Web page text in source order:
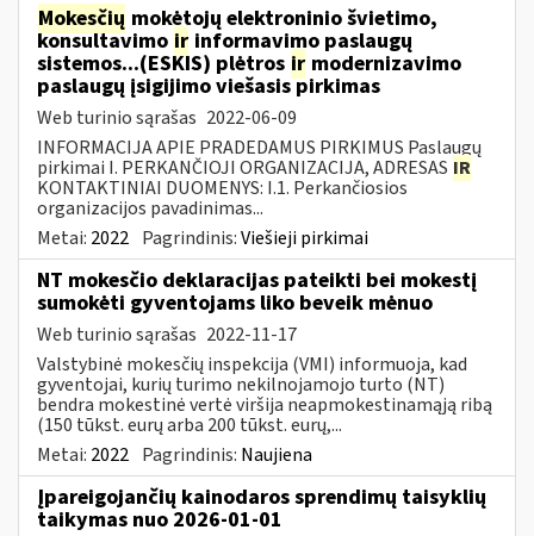
Mokesčių mokėtojų elektroninio švietimo,
konsultavimo ir informavimo paslaugų
sistemos...(ESKIS) plėtros ir modernizavimo
paslaugų įsigijimo viešasis pirkimas
Web turinio sąrašas 2022-06-09
INFORMACIJA APIE PRADEDAMUS PIRKIMUS Paslaugų
pirkimai I. PERKANČIOJI ORGANIZACIJA, ADRESAS IR
KONTAKTINIAI DUOMENYS: I.1. Perkančiosios
organizacijos pavadinimas...
Metai: 2022 Pagrindinis:Viešieji pirkimai
NT mokesčio deklaracijas pateikti bei mokestį
sumokėti gyventojams liko beveik mėnuo
Web turinio sąrašas 2022-11-17
Valstybinė mokesčių inspekcija (VMI) informuoja, kad
gyventojai, kurių turimo nekilnojamojo turto (NT)
bendra mokestinė vertė viršija neapmokestinamąją ribą
(150 tūkst. eurų arba 200 tūkst. eurų,...
Metai: 2022 Pagrindinis: Naujiena
Įpareigojančių kainodaros sprendimų taisyklių
taikymas nuo 2026-01-01